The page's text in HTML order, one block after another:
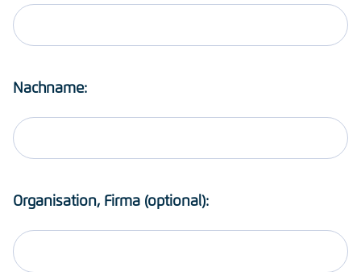
Nachname:
Organisation, Firma (optional):